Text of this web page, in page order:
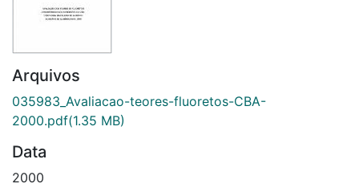
Arquivos
035983_Avaliacao-teores-fluoretos-CBA-
2000.pdf(1.35 MB)
Data
2000